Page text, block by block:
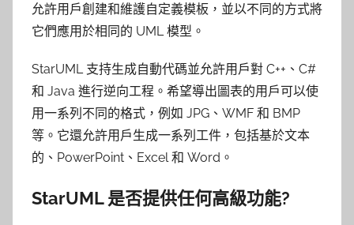
允許用戶創建和維護自定義模板，並以不同的方式將
它們應用於相同的 UML 模型。
StarUML 支持生成自動代碼並允許用戶對 C++、C#
和 Java 進行逆向工程。希望導出圖表的用戶可以使
用一系列不同的格式，例如 JPG、WMF 和 BMP
等。它還允許用戶生成一系列工件，包括基於文本
的、PowerPoint、Excel 和 Word。
StarUML 是否提供任何高級功能?